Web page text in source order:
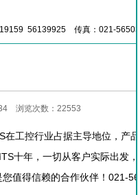
56139925 传真：021-
浏览次数：22553
在工控行业占据主导地位，产
十年，一切从客户实际出发
值得信赖的合作伙伴！021-